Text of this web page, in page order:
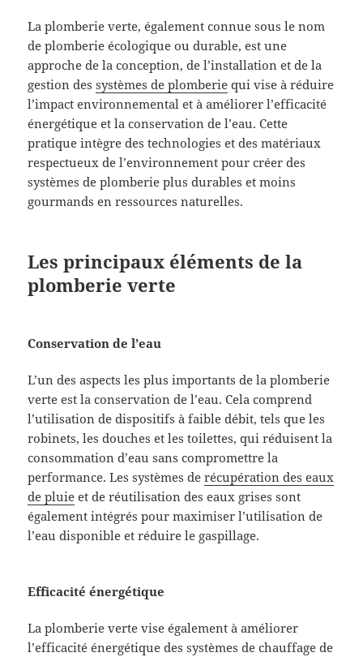
La plomberie verte, également connue sous le nom
de plomberie écologique ou durable, est une
approche de la conception, de l’installation et de la
gestion dessystèmes de plomberie qui vise à réduire
l’impact environnemental et à améliorer l’efficacité
énergétique et la conservation de l’eau. Cette
pratique intègre des technologies et des matériaux
respectueux de l’environnement pour créer des
systèmes de plomberie plus durables et moins
gourmands en ressources naturelles.
Les principaux éléments de la
plomberie verte
Conservation de l’eau
L’un des aspects les plus importants de la plomberie
verte est la conservation de l’eau. Cela comprend
l’utilisation de dispositifs à faible débit, tels que les
robinets, les douches et les toilettes, qui réduisent la
consommation d’eau sans compromettre la
performance. Les systèmes derécupération des eaux
de pluie et de réutilisation des eaux grises sont
également intégrés pour maximiser l’utilisation de
l’eau disponible et réduire le gaspillage.
Efficacité énergétique
La plomberie verte vise également à améliorer
l’efficacité énergétique des systèmes de chauffage de